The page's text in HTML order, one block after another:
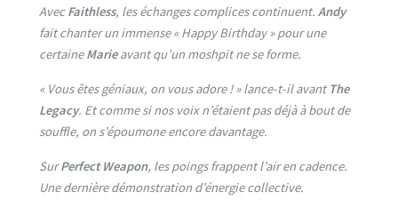
AvecFaithless, les échanges complices continuent.Andy
fait chanter un immense « Happy Birthday » pour une
certaineMarieavant qu’un moshpit ne se forme.
« Vous êtes géniaux, on vous adore ! » lance-t-il avant The
Legacy. Et comme si nos voix n’étaient pas déjà à bout de
souffle, on s’époumone encore davantage.
SurPerfect Weapon, les poings frappent l’air en cadence.
Une dernière démonstration d’énergie collective.